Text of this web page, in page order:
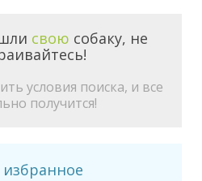
свою собаку, не
условия поиска, и все
получится!